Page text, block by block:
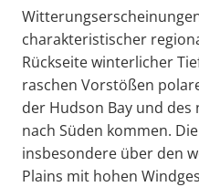
charakteristischer
Rückseite winterlicher
raschen Vorstößen
der Hudson Bay und
nach Süden kommen.
insbesondere über den
Plains mit hohen